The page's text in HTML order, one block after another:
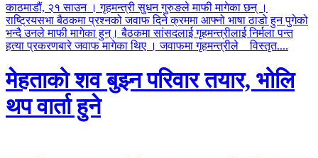
काठमाडौं, २१ साउन । गृहमन्त्री सुधन गुरुङले माफी मागेका छन् ।
राष्ट्रियसभा बैठकमा प्रश्नको जवाफ दिने क्रममा आफ्नो भाषा ठाडो हुन पुगेको
भन्दै उनले माफी मागेका हुन्। बैठकमा सांसदलाई गृहमन्त्रीलाई निर्मला पन्त
हत्या प्रकरणबारे जवाफ मागेका थिए । जवाफमा गृहमन्त्रीलेविस्तृत....
मेहताको शव बुझ्न परिवार तयार, भोलि
थप वार्ता हुने